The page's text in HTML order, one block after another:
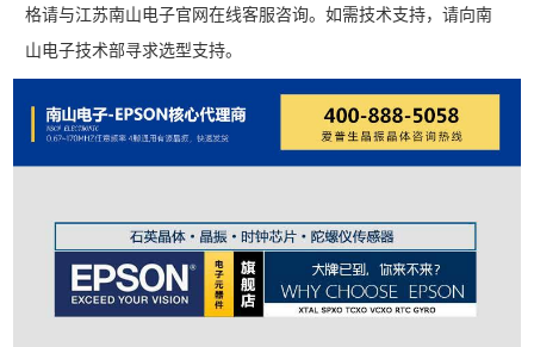
格请与江苏南山电子官网在线客服咨询。如需技术支持，请向南
山电子技术部寻求选型支持。